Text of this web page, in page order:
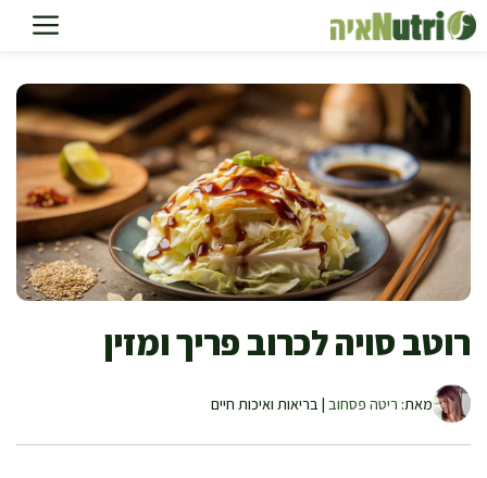
לדלג
לתוכן
רוטב סויה לכרוב פריך ומזין
מאת: ריטה פסחוב | בריאות ואיכות חיים